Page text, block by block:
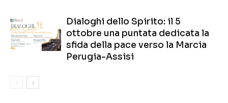
Dialoghi dello Spirito: il 5
ottobre una puntata dedicata la
sfida della pace verso la Marcia
Perugia-Assisi